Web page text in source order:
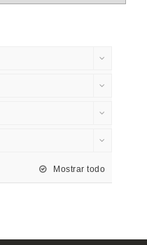
Mostrar todo